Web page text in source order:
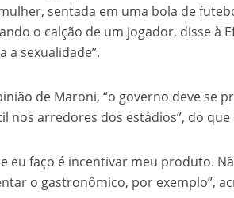
sentada em uma bola de
o calção de um jogador, disse à
a sexualidade”.
de Maroni, “o governo deve se
nos arredores dos estádios”, do
eu faço é incentivar meu produto.
o gastronômico, por exemplo”,